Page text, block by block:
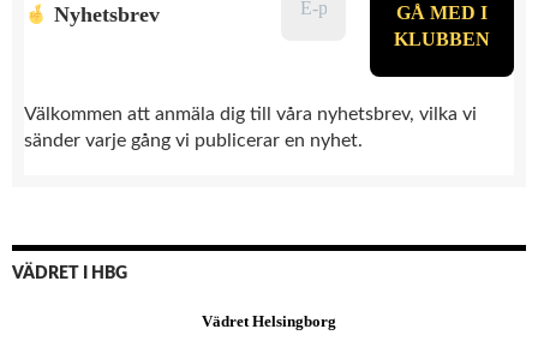
Nyhetsbrev
Välkommen att anmäla dig till våra nyhetsbrev, vilka vi
sänder varje gång vi publicerar en nyhet.
VÄDRET I HBG
Vädret Helsingborg